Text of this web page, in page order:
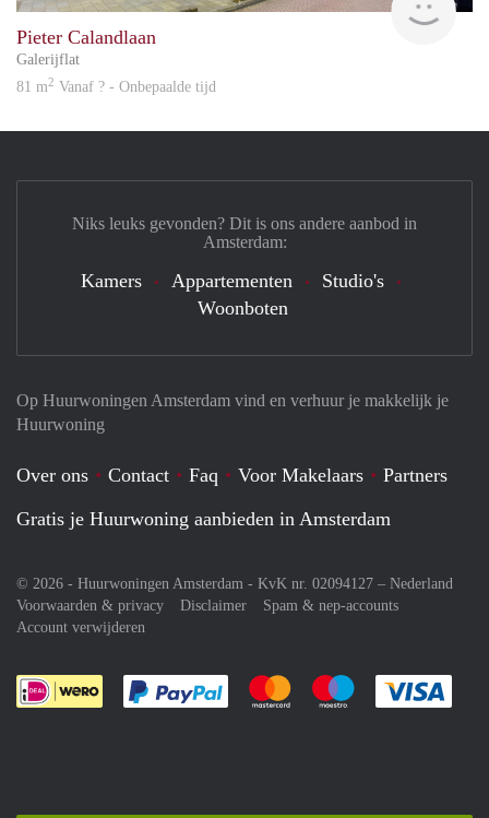
Pieter Calandlaan
Galerijflat
81 m2 Vanaf ? - Onbepaalde tijd
Op Huurwoningen Amsterdam vind en verhuur je makkelijk je
Huurwoning
Over ons Contact Faq Voor Makelaars
Partners
Gratis je Huurwoning aanbieden in Amsterdam
© 2026 - Huurwoningen Amsterdam - KvK nr. 02094127 – Nederland
Voorwaarden & privacy
Disclaimer
Spam & nep-accounts
Account verwijderen
Je rekent gemakkelijk af met Paypal
Je rekent gemakkelijk af met
Je rekent
Niks leuks gevonden? Dit is ons andere aanbod in
Amsterdam:
Kamers Appartementen
Studio's
Woonboten